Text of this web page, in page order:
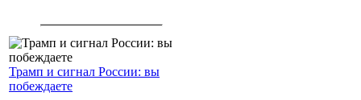
Трамп и сигнал России: вы
побеждаете